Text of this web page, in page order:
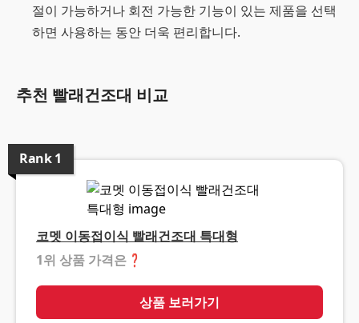
절이 가능하거나 회전 가능한 기능이 있는 제품을 선택
하면 사용하는 동안 더욱 편리합니다.
추천 빨래건조대 비교
Rank1
코멧 이동접이식 빨래건조대 특대형
1위 상품 가격은 ❓
상품 보러가기